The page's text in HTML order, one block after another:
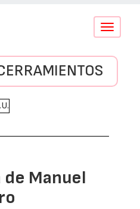
Conmutar
Manuel